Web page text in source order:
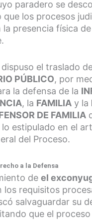
paradero se
que los procesos
la presencia física de
el traslado
PÚBLICO, por
la defensa de la
, la FAMILIA y la
DE FAMILIA
estipulado en el
del Proceso.
a la Defensa
deel
los requisitos
salvaguardar su
que el